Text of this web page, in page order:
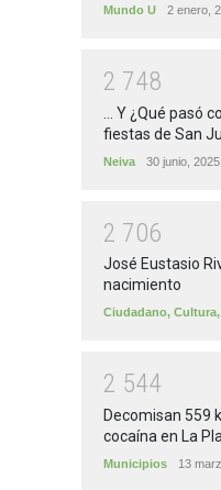
Mundo U 2 enero,
2 748
... Y ¿Qué pasó
fiestas de San
Neiva 30 junio, 2025
2 706
José Eustasio
nacimiento
Ciudadano, Cultura,
2 544
Decomisan 559
cocaína en La
Municipios 13